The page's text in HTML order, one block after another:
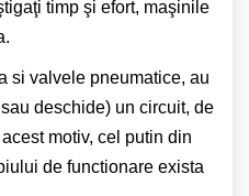
timp şi efort, maşinile
si valvele pneumatice, au
deschide) un circuit, de
motiv, cel putin din
de functionare exista